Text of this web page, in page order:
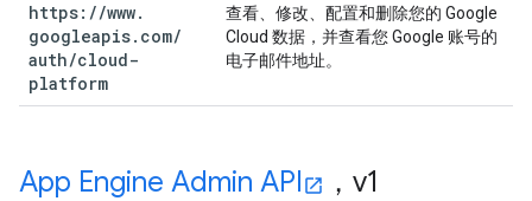
https: //www.
googleapis. com/
auth/cloud-
platform
查看、修改、配置和删除您的 Google
Cloud 数据，并查看您 Google 账号的
电子邮件地址。
App Engine Admin API ，v1